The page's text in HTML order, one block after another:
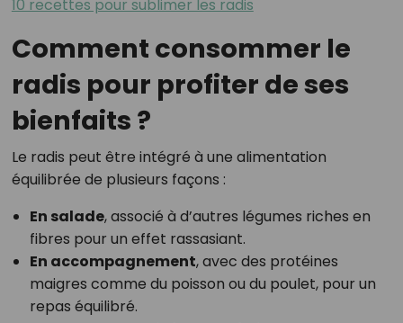
10 recettes pour sublimer les radis
Comment consommer le
radis pour profiter de ses
bienfaits ?
Le radis peut être intégré à une alimentation
équilibrée de plusieurs façons :
En salade, associé à d’autres légumes riches en
fibres pour un effet rassasiant.
En accompagnement, avec des protéines
maigres comme du poisson ou du poulet, pour un
repas équilibré.